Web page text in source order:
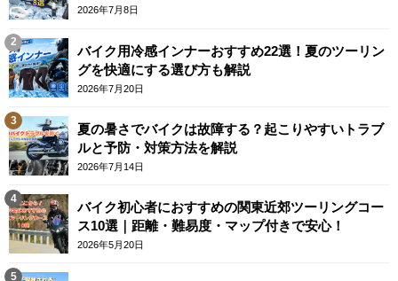
テム
2026年7月8日
バイク用冷感インナーおすすめ22選！夏のツーリン
グを快適にする選び方も解説
2026年7月20日
夏の暑さでバイクは故障する？起こりやすいトラブ
ルと予防・対策方法を解説
2026年7月14日
バイク初心者におすすめの関東近郊ツーリングコー
ス10選｜距離・難易度・マップ付きで安心！
2026年5月20日